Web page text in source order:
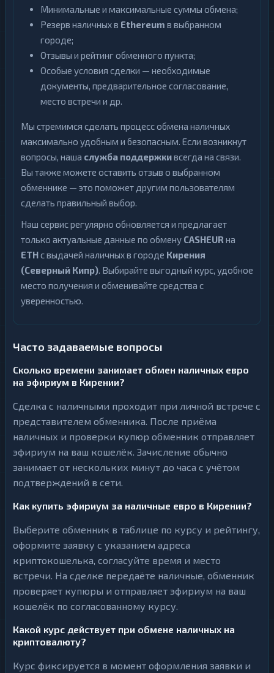
Минимальные и максимальные суммы обмена;
Резерв наличных в Ethereum в выбранном
городе;
Отзывы и рейтинг обменного пункта;
Особые условия сделки — необходимые
документы, предварительное согласование,
место встречи и др.
Мы стремимся сделать процесс обмена наличных
максимально удобным и безопасным. Если возникнут
вопросы, наша служба поддержкивсегда на связи.
Вы также можете оставить отзыв о выбранном
обменнике — это поможет другим пользователям
сделать правильный выбор.
Наш сервис регулярно обновляется и предлагает
только актуальные данные по обмену CASHEUR на
ETHс выдачей наличных в городе Кирения
(Северный Кипр). Выбирайте выгодный курс, удобное
место получения и обменивайте средства с
уверенностью.
Часто задаваемые вопросы
Сколько времени занимает обмен наличных евро
на эфириум в Кирении?
Сделка с наличными проходит при личной встрече с
представителем обменника. После приёма
наличных и проверки купюр обменник отправляет
эфириум на ваш кошелёк. Зачисление обычно
занимает от нескольких минут до часа с учётом
подтверждений в сети.
Как купить эфириум за наличные евро в Кирении?
Выберите обменник в таблице по курсу и рейтингу,
оформите заявку с указанием адреса
криптокошелька, согласуйте время и место
встречи. На сделке передаёте наличные, обменник
проверяет купюры и отправляет эфириум на ваш
кошелёк по согласованному курсу.
Какой курс действует при обмене наличных на
криптовалюту?
Курс фиксируется в момент оформления заявки и